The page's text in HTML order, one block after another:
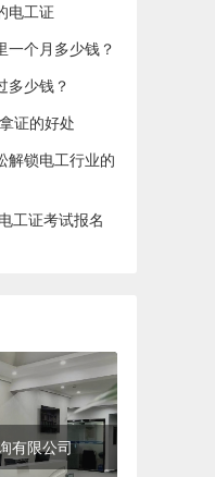
电工证
一个月多少钱？
多少钱？
证的好处
解锁电工行业的
工证考试报名
有限公司